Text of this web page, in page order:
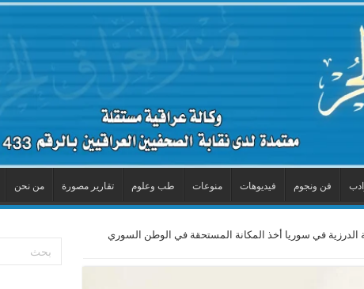
فن ونجوم فيديوهات منوعات طب وعلوم تقارير مصورة من نحن
الدرزية في سوريا أخذ المكانة المستحقة في الوطن السوري